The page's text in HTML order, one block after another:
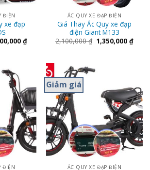
ĐIỆN
xe đạp
₫
ẮC QUY XE ĐẠP ĐIỆN
Giá Thay Ắc Quy xe đạp
điện Giant M133
2,100,000₫ 1,350,000₫
ĐIỆN
Giảm giá
ẮC QUY XE ĐẠP ĐIỆN